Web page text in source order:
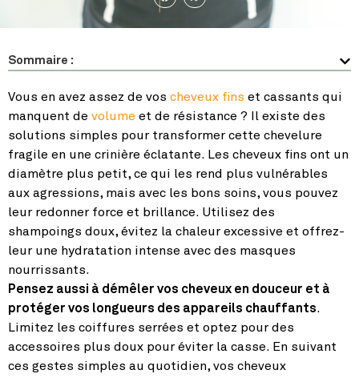
Sommaire :
Vous en avez assez de vos cheveux fins et cassants qui
manquent de volume et de résistance ? Il existe des
solutions simples pour transformer cette chevelure
fragile en une crinière éclatante. Les cheveux fins ont un
diamètre plus petit, ce qui les rend plus vulnérables
aux agressions, mais avec les bons soins, vous pouvez
leur redonner force et brillance. Utilisez des
shampoings doux, évitez la chaleur excessive et offrez-
leur une hydratation intense avec des masques
nourrissants.
Pensez aussi à démêler vos cheveux en douceur et à
protéger vos longueurs des appareils chauffants.
Limitez les coiffures serrées et optez pour des
accessoires plus doux pour éviter la casse. En suivant
ces gestes simples au quotidien, vos cheveux